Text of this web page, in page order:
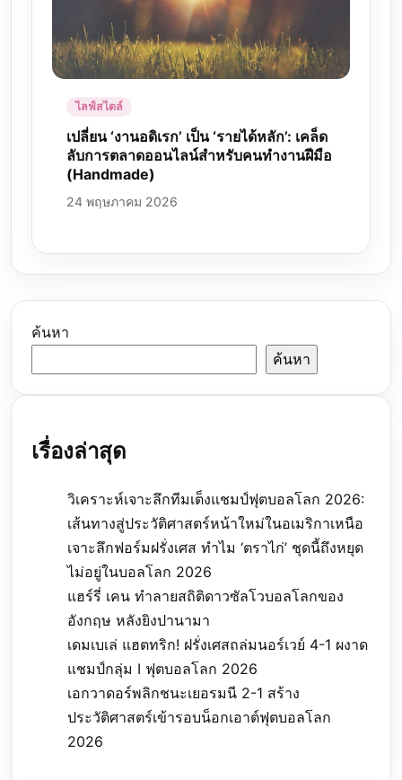
ไลฟ์สไตล์
เปลี่ยน ‘งานอดิเรก’ เป็น ‘รายได้หลัก’: เคล็ด
ลับการตลาดออนไลน์สำหรับคนทำงานฝีมือ
(Handmade)
24 พฤษภาคม 2026
ค้นหา
ค้นหา
เรื่องล่าสุด
วิเคราะห์เจาะลึกทีมเต็งแชมป์ฟุตบอลโลก 2026:
เส้นทางสู่ประวัติศาสตร์หน้าใหม่ในอเมริกาเหนือ
เจาะลึกฟอร์มฝรั่งเศส ทำไม ‘ตราไก่’ ชุดนี้ถึงหยุด
ไม่อยู่ในบอลโลก 2026
แฮร์รี่ เคน ทำลายสถิติดาวซัลโวบอลโลกของ
อังกฤษ หลังยิงปานามา
เดมเบเล่ แฮตทริก! ฝรั่งเศสถล่มนอร์เวย์ 4-1 ผงาด
แชมป์กลุ่ม I ฟุตบอลโลก 2026
เอกวาดอร์พลิกชนะเยอรมนี 2-1 สร้าง
ประวัติศาสตร์เข้ารอบน็อกเอาต์ฟุตบอลโลก
2026